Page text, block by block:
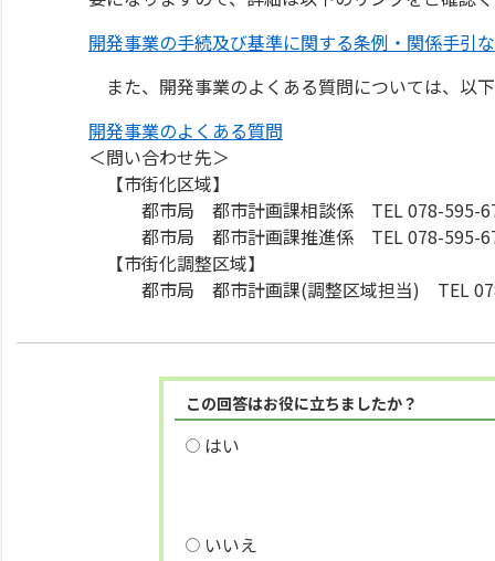
開発事業の手続及び基準に関する条例・関係手引
また、開発事業のよくある質問については、以
開発事業のよくある質問
＜問い合わせ先＞
【市街化区域】
都市局 都市計画課相談係 TEL 078-595-
都市局 都市計画課推進係 TEL 078-595-
【市街化調整区域】
都市局 都市計画課(調整区域担当) TEL
この回答はお役に立ちましたか？
はい
いいえ